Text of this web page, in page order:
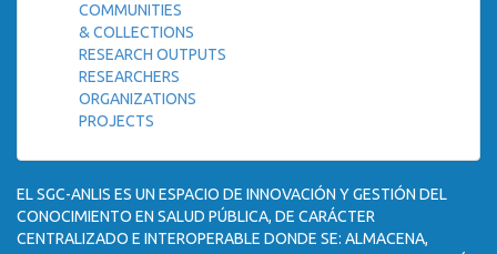
COMMUNITIES
& COLLECTIONS
RESEARCH OUTPUTS
RESEARCHERS
ORGANIZATIONS
PROJECTS
EL SGC-ANLIS ES UN ESPACIO DE INNOVACIÓN Y GESTIÓN DEL
CONOCIMIENTO EN SALUD PÚBLICA, DE CARÁCTER
CENTRALIZADO E INTEROPERABLE DONDE SE: ALMACENA,